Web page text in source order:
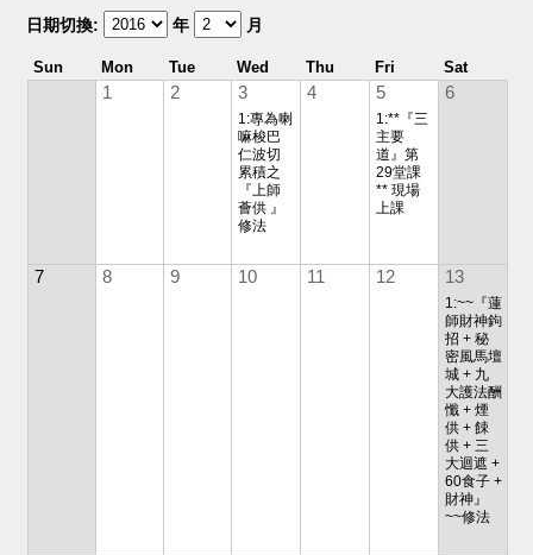
日期切換: 年 月
Sun Mon Tue Wed Thu Fri Sat
1 2 3
1:專為喇
嘛梭巴
仁波切
累積之
『上師
薈供 』
修法
4 5
1:**『三
主要
道』第
29堂課
** 現場
上課
6
7 8 9 10 11 12 13
1:~~『蓮
師財神鉤
招 + 秘
密風馬壇
城 + 九
大護法酬
懺 + 煙
供 + 餗
供 + 三
大迴遮 +
60食子 +
財神』
~~修法